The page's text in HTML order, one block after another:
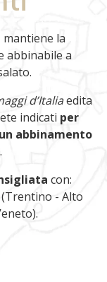
la
abbinabile a
d’Italiaedita
indicati per
abbinamento
.
con:
- Alto